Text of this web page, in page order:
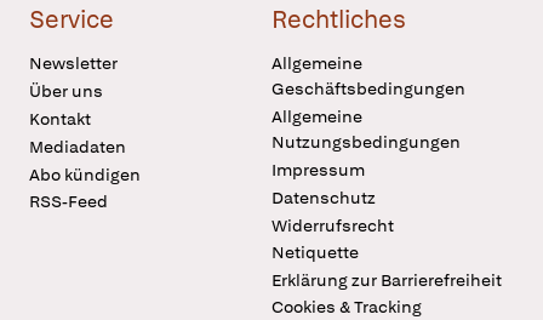
Service
Newsletter
Über uns
Kontakt
Mediadaten
Abo kündigen
RSS-Feed
Rechtliches
Allgemeine
Geschäftsbedingungen
Allgemeine
Nutzungsbedingungen
Impressum
Datenschutz
Widerrufsrecht
Netiquette
Erklärung zur Barrierefreiheit
Cookies & Tracking